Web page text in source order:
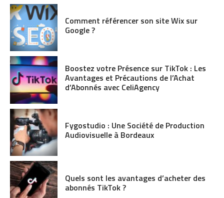
Comment référencer son site Wix sur
Google ?
Boostez votre Présence sur TikTok : Les
Avantages et Précautions de l’Achat
d’Abonnés avec CeliAgency
Fygostudio : Une Société de Production
Audiovisuelle à Bordeaux
Quels sont les avantages d’acheter des
abonnés TikTok ?